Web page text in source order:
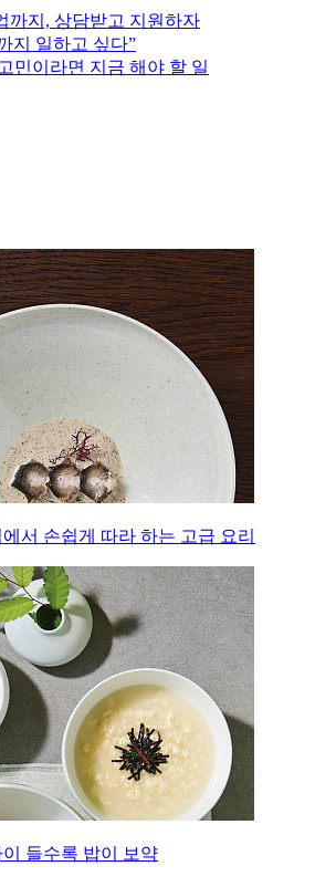
까지, 상담받고 지원하자
지 일하고 싶다”
민이라면 지금 해야 할 일
서 손쉽게 따라 하는 고급 요리
들수록 밥이 보약